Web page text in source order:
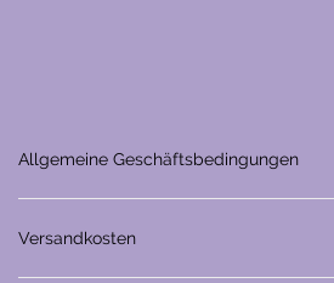
Allgemeine Geschäftsbedingungen
Versandkosten